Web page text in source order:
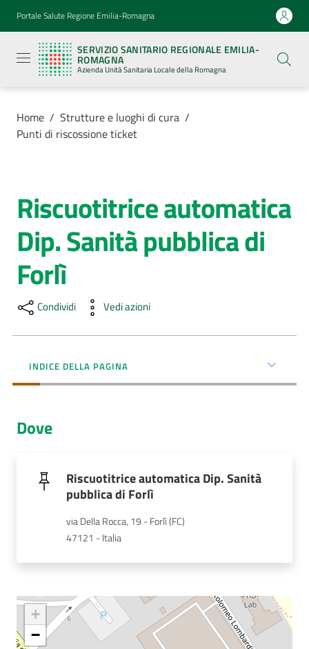
Vai al contenuto
Vai alla navigazione
Vai al footer
Portale Salute Regione Emilia-Romagna
SERVIZIO SANITARIO REGIONALE EMILIA-
ROMAGNA
Azienda Unità Sanitaria Locale della Romagna
Sanitario
Regionale
Emilia-
Romagna
Azienda
Sanitaria
Locale della
Romagna
Servizi
Luoghi
di
cura
Menu selezionato
AUSL
Servizi
e
Concorsi
Home / Strutture e luoghi di cura /
Punti di riscossione ticket
Salta al contenuto
Riscuotitrice automatica
Dip. Sanità pubblica di
Forlì
Condividi Vedi azioni
INDICE DELLA PAGINA
Dove
Riscuotitrice automatica Dip. Sanità
pubblica di Forlì
via Della Rocca, 19 - Forlì (FC)
47121 - Italia
+
−